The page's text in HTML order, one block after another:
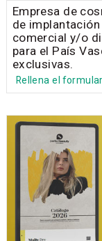
Empresa de
de
comercial y/o
para el País
exclusivas.
Rellena el